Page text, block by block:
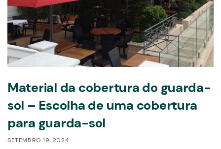
Material da cobertura do guarda-
sol – Escolha de uma cobertura
para guarda-sol
SETEMBRO 19, 2024